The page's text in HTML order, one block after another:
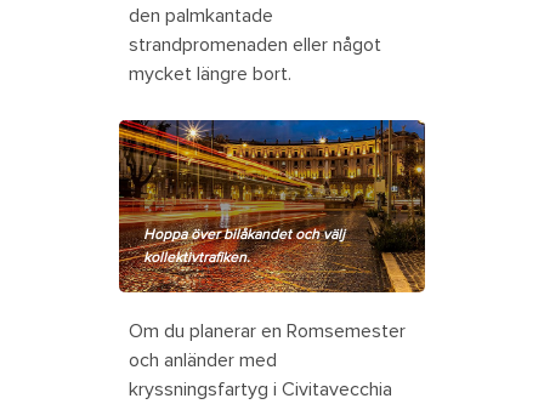
den palmkantade
strandpromenaden eller något
mycket längre bort.
Hoppa över bilåkandet och välj
kollektivtrafiken.
Om du planerar en Romsemester
och anländer med
kryssningsfartyg i Civitavecchia